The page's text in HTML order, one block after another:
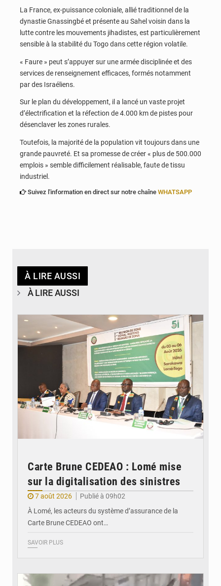
La France, ex-puissance coloniale, allié traditionnel de la
dynastie Gnassingbé et présente au Sahel voisin dans la
lutte contre les mouvements jihadistes, est particulièrement
sensible à la stabilité du Togo dans cette région volatile.
« Faure » peut s’appuyer sur une armée disciplinée et des
services de renseignement efficaces, formés notamment
par des Israéliens.
Sur le plan du développement, il a lancé un vaste projet
d’électrification et la réfection de 4.000 km de pistes pour
désenclaver les zones rurales.
Toutefois, la majorité de la population vit toujours dans une
grande pauvreté. Et sa promesse de créer « plus de 500.000
emplois » semble difficilement réalisable, faute de tissu
industriel.
Suivez l'information en direct sur notre chaîne WHATSAPP
À LIRE AUSSI
À LIRE AUSSI
Carte Brune CEDEAO : Lomé mise
sur la digitalisation des sinistres
7 août 2026
Publié à 09h02
À Lomé, les acteurs du système d’assurance de la
Carte Brune CEDEAO ont…
SAVOIR PLUS